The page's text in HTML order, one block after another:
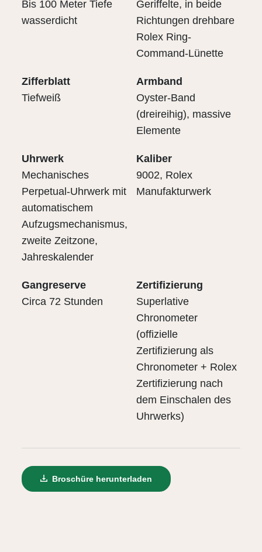
Bis 100 Meter Tiefe
wasserdicht
Geriffelte, in beide
Richtungen drehbare
Rolex Ring-
Command-Lünette
Zifferblatt
Tiefweiß
Armband
Oyster-Band
(dreireihig), massive
Elemente
Uhrwerk
Mechanisches
Perpetual-Uhrwerk mit
automatischem
Aufzugsmechanismus,
zweite Zeitzone,
Jahreskalender
Kaliber
9002, Rolex
Manufakturwerk
Gangreserve
Circa 72 Stunden
Zertifizierung
Superlative
Chronometer
(offizielle
Zertifizierung als
Chronometer + Rolex
Zertifizierung nach
dem Einschalen des
Uhrwerks)
Broschüre herunterladen